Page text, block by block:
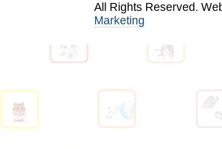
All Rights Reserved.
Marketing